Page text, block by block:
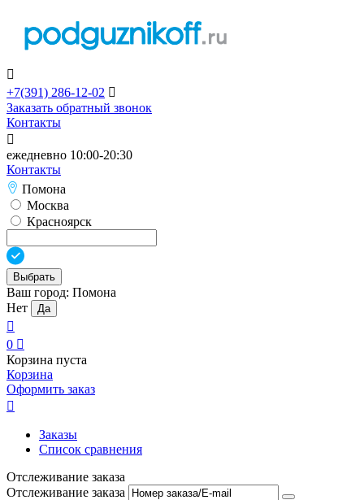

+7(391) 286-12-02 
Заказать обратный звонок
Контакты

ежедневно 10:00-20:30
Контакты
Помона
Москва
Красноярск
Выбрать
Ваш город: Помона
Нет
Да

0 
Корзина пуста
Корзина
Оформить заказ

Заказы
Список сравнения
Отслеживание заказа
Отслеживание заказа